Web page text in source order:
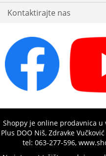
Kontaktirajte nas
Shoppy je online prodavnica
Plus DOO Niš, Zdravke
tel: 063-277-596,